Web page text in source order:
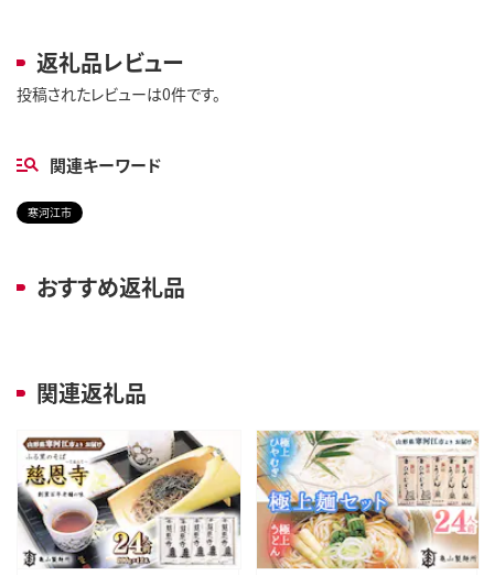
返礼品レビュー
投稿されたレビューは0件です。
関連キーワード
寒河江市
おすすめ返礼品
関連返礼品